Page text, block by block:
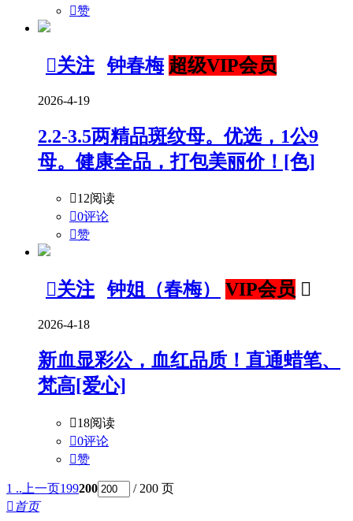
赞
关注 钟春梅 超级VIP会员
2026-4-19
2.2-3.5两精品斑纹母。优选，1公9
母。健康全品，打包美丽价！[色]
12阅读
0评论
赞
关注 钟姐（春梅） VIP会员 
2026-4-18
新血显彩公，血红品质！直通蜡笔、
梵高[爱心]
18阅读
0评论
赞
1 .. 上一页199200
/ 200 页
 首页